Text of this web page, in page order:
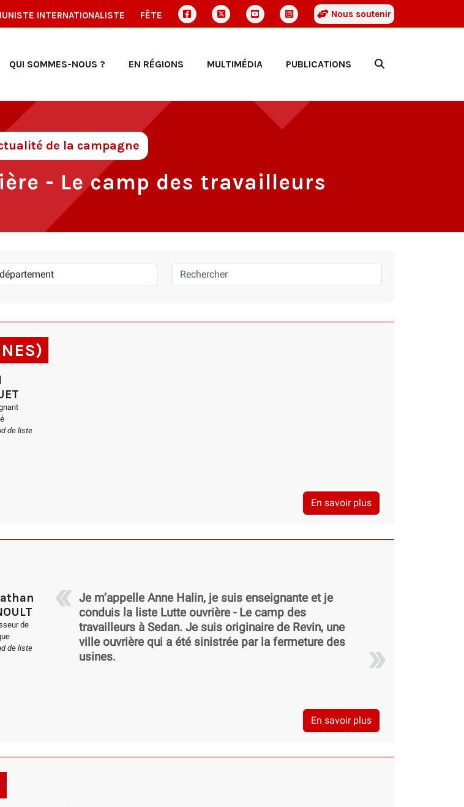
INTERNATIONALISTE FÊTE Nous soutenir
QUI SOMMES-NOUS ? EN RÉGIONS MULTIMÉDIA PUBLICATIONS
de la campagne
- Le camp des travailleurs
de liste
En savoir plus
de
de liste
Je m’appelle Anne Halin, je suis enseignante et je
conduis la liste Lutte ouvrière - Le camp des
travailleurs à Sedan. Je suis originaire de Revin, une
ville ouvrière qui a été sinistrée par la fermeture des
usines.
En savoir plus